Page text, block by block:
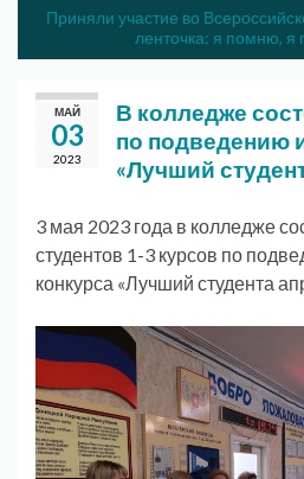
Приняли участие во
ленточка: я помню, я
МАЙ
03
2023
В колледже
по подведению
«Лучший
3 мая 2023 года в колледже
студентов 1-3 курсов по
конкурса «Лучший студента